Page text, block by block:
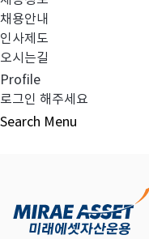
채용안내
인사제도
오시는길
Profile
로그인 해주세요
Search Menu
목록보기